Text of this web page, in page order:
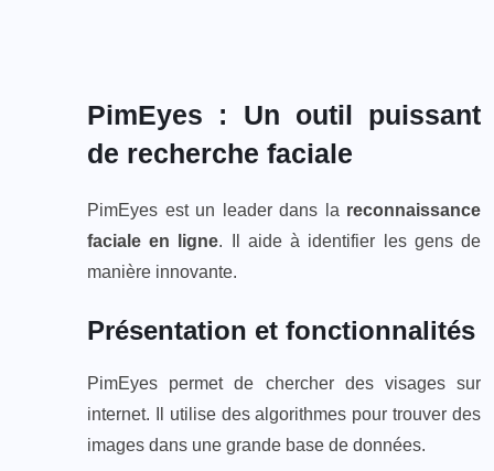
PimEyes : Un outil puissant
de recherche faciale
PimEyes est un leader dans la reconnaissance
faciale en ligne. Il aide à identifier les gens de
manière innovante.
Présentation et fonctionnalités
PimEyes permet de chercher des visages sur
internet. Il utilise des algorithmes pour trouver des
images dans une grande base de données.